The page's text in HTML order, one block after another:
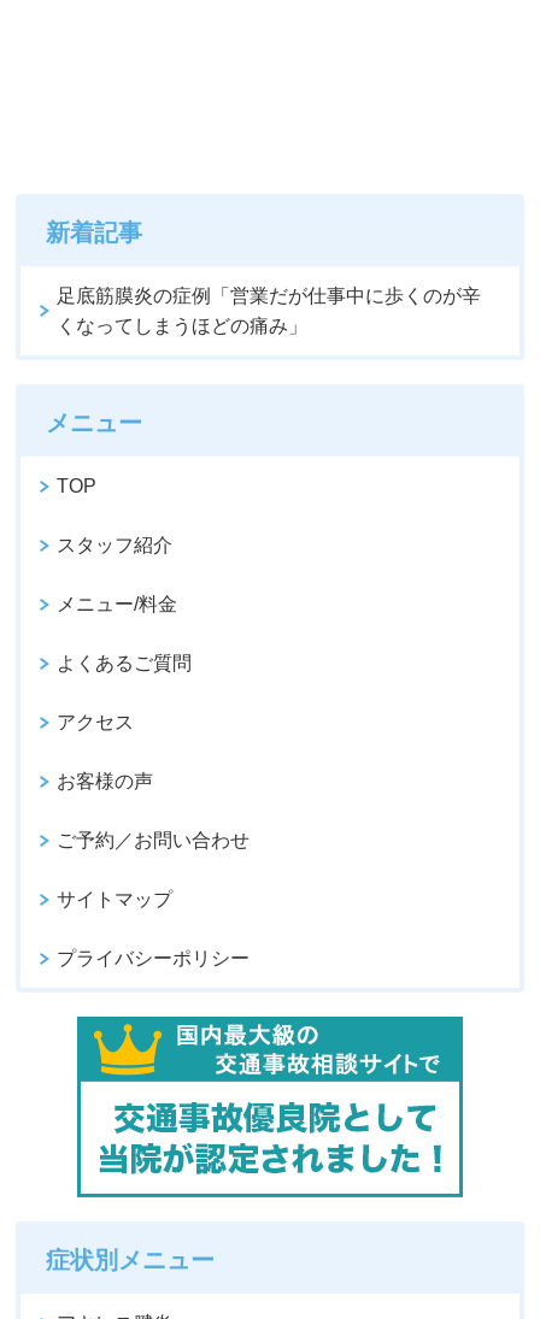
新着記事
足底筋膜炎の症例「営業だが仕事中に歩くのが辛
くなってしまうほどの痛み」
メニュー
TOP
スタッフ紹介
メニュー/料金
よくあるご質問
アクセス
お客様の声
ご予約／お問い合わせ
サイトマップ
プライバシーポリシー
症状別メニュー